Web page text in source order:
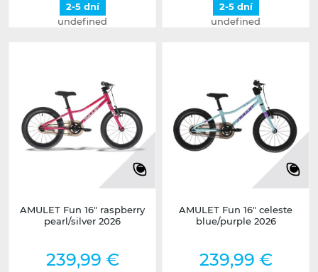
2-5 dní
undefined
2-5 dní
undefined
AMULET Fun 16" raspberry
pearl/silver 2026
239,99 €
AMULET Fun 16" celeste
blue/purple 2026
239,99 €